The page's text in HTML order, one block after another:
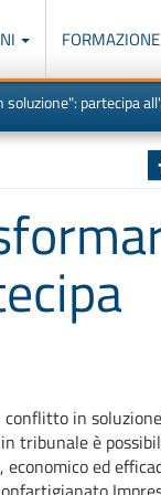
FORMAZIONE
partecipa
conflitto in
tribunale è
ed